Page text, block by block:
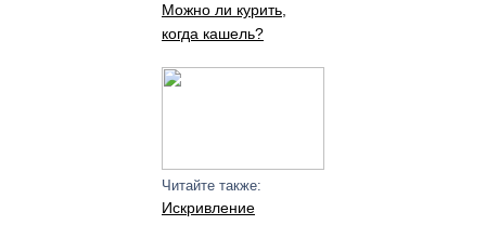
Можно ли курить,
когда кашель?
Читайте также:
Искривление